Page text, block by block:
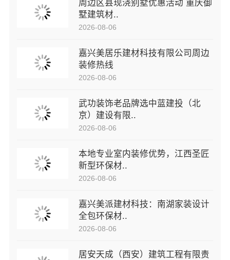
周边区县现浇别墅优惠活动 重庆御
墅建筑材..
2026-08-06
嘉兴美居乐建材科技有限公司周边
装修热线
2026-08-06
武功装饰老品牌选中蓝建投（北
京）建设有限..
2026-08-06
本地专业室内装修优势，江西圣匠
新型环保材..
2026-08-06
嘉兴美派建材科技：南湖家装设计
全包环保材..
2026-08-06
居安天成（西安）建筑工程有限责